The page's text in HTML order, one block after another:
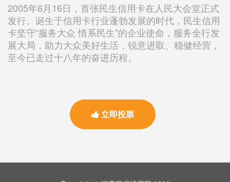
2005年6月16日，首张民生信用卡在人民大会堂正式
发行。诞生于信用卡行业蓬勃发展的时代，民生信用
卡坚守“服务大众 情系民生”的企业使命，服务全行发
展大局，助力大众美好生活，锐意进取、稳健经营，
至今已走过十八年的奋进历程。
立即投票